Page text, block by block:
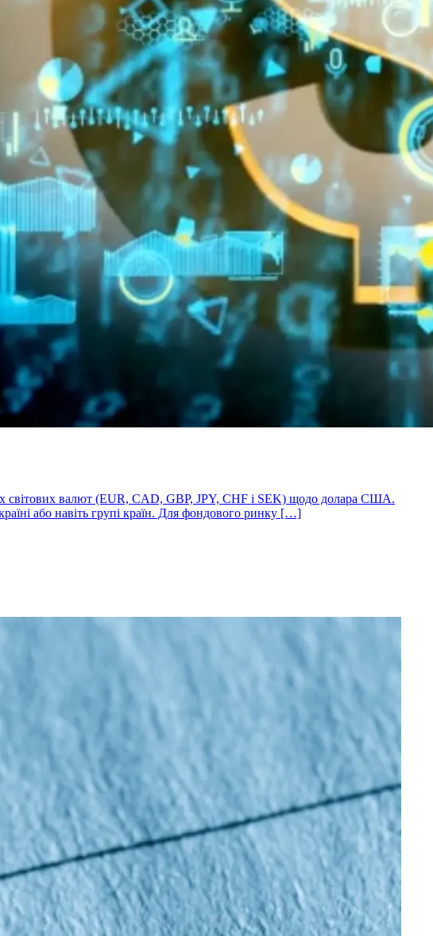
світових валют (EUR, CAD, GBP, JPY, CHF і SEK) щодо долара США.
або навіть групі країн. Для фондового ринку […]